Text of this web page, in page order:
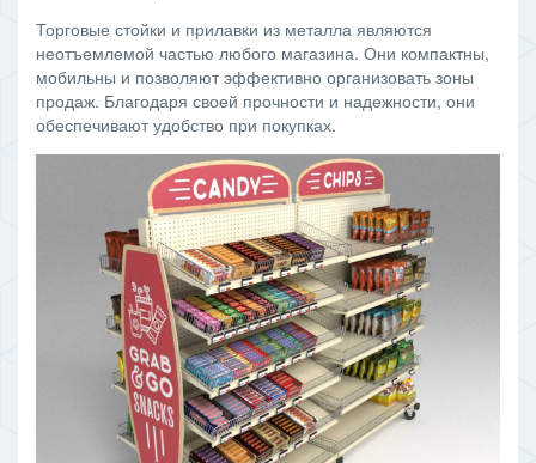
Торговые стойки и прилавки из металла являются
неотъемлемой частью любого магазина. Они компактны,
мобильны и позволяют эффективно организовать зоны
продаж. Благодаря своей прочности и надежности, они
обеспечивают удобство при покупках.